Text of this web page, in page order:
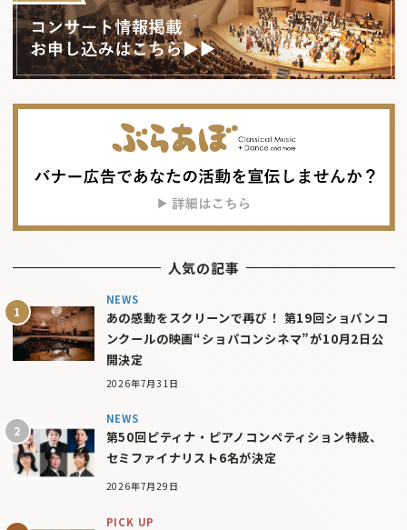
人気の記事
NEWS
あの感動をスクリーンで再び！ 第19回ショパンコ
ンクールの映画“ショパコンシネマ”が10月2日公
開決定
2026年7月31日
NEWS
第50回ピティナ・ピアノコンペティション特級、
セミファイナリスト6名が決定
2026年7月29日
PICK UP